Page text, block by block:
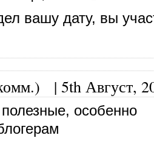
вашу дату, вы
| 5th Август,
особенно